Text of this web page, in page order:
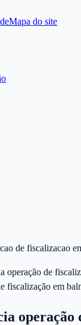
Mapa do site
de fiscalizacao
operação de
operação